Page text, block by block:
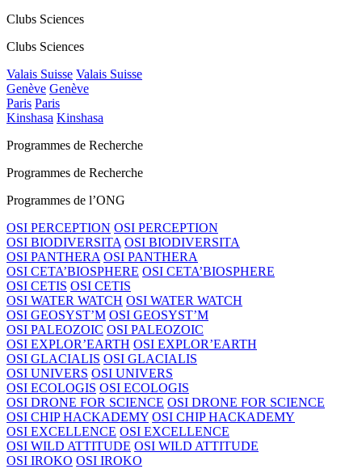
Clubs Sciences
Clubs Sciences
Valais Suisse Valais Suisse
Genève Genève
Paris Paris
Kinshasa Kinshasa
Programmes de Recherche
Programmes de Recherche
Programmes de l’ONG
OSI PERCEPTION OSI PERCEPTION
OSI BIODIVERSITA OSI BIODIVERSITA
OSI PANTHERA OSI PANTHERA
OSI CETA’BIOSPHERE OSI CETA’BIOSPHERE
OSI CETIS OSI CETIS
OSI WATER WATCH OSI WATER WATCH
OSI GEOSYST’M OSI GEOSYST’M
OSI PALEOZOIC OSI PALEOZOIC
OSI EXPLOR’EARTH OSI EXPLOR’EARTH
OSI GLACIALIS OSI GLACIALIS
OSI UNIVERS OSI UNIVERS
OSI ECOLOGIS OSI ECOLOGIS
OSI DRONE FOR SCIENCE OSI DRONE FOR SCIENCE
OSI CHIP HACKADEMY OSI CHIP HACKADEMY
OSI EXCELLENCE OSI EXCELLENCE
OSI WILD ATTITUDE OSI WILD ATTITUDE
OSI IROKO OSI IROKO